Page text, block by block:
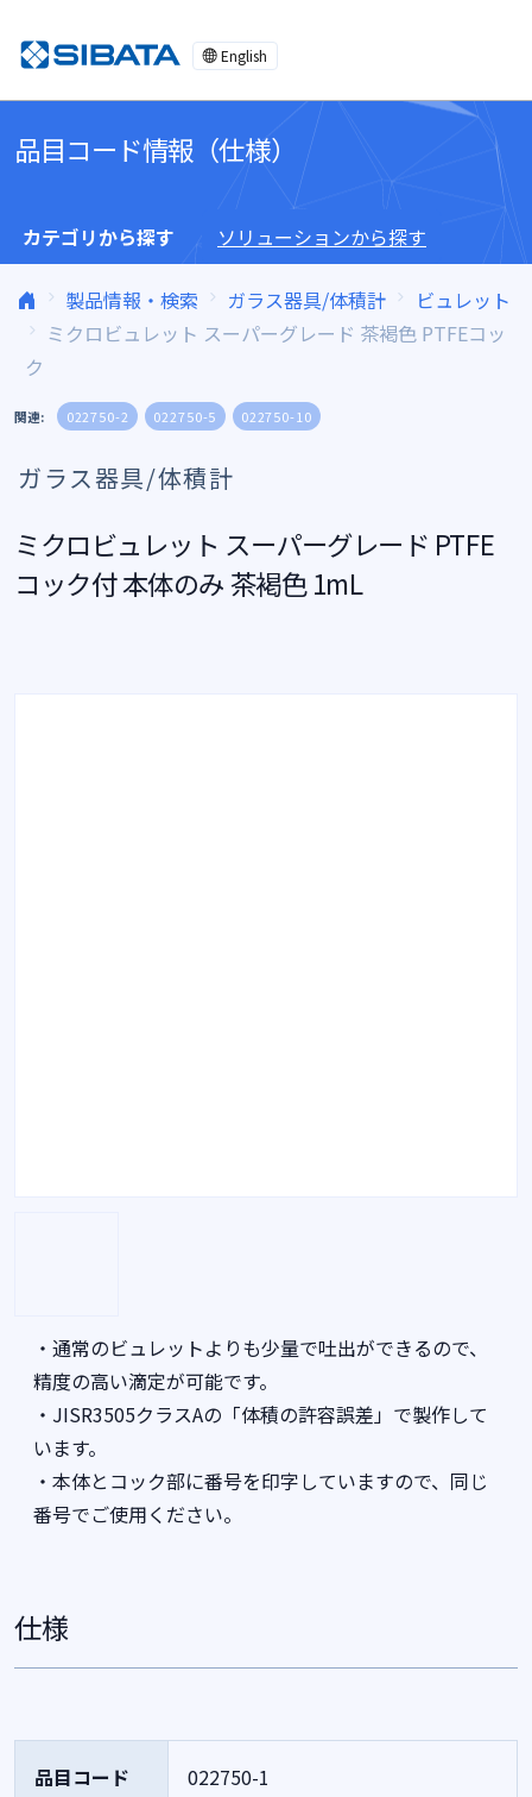
English
品目コード情報（仕様）
カテゴリから探す ソリューションから探す
製品情報・検索 ガラス器具/体積計
ビュレット
ミクロビュレット スーパーグレード 茶褐色 PTFEコッ
ク
関連: 022750-2 022750-5 022750-10
ガラス器具/体積計
ミクロビュレット スーパーグレード PTFE
コック付 本体のみ 茶褐色 1mL
・通常のビュレットよりも少量で吐出ができるので、
精度の高い滴定が可能です。
・JISR3505クラスAの「体積の許容誤差」で製作して
います。
・本体とコック部に番号を印字していますので、同じ
番号でご使用ください。
仕様
品目コード 022750-1